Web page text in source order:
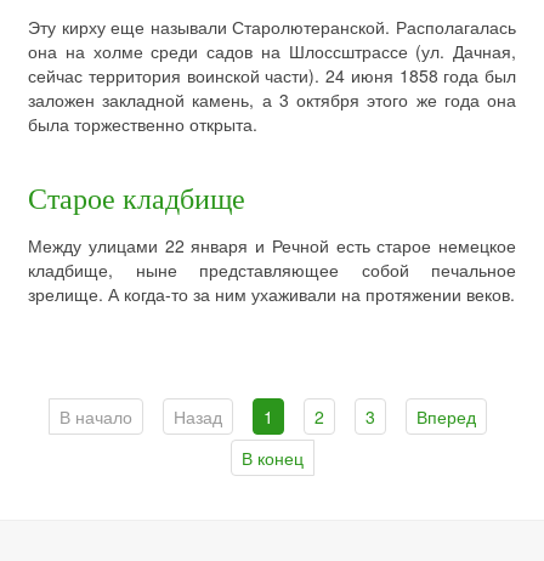
Эту кирху еще называли Старолютеранской. Располагалась
она на холме среди садов на Шлоссштрассе (ул. Дачная,
сейчас территория воинской части). 24 июня 1858 года был
заложен закладной камень, а 3 октября этого же года она
была торжественно открыта.
Старое кладбище
Между улицами 22 января и Речной есть старое немецкое
кладбище, ныне представляющее собой печальное
зрелище. А когда-то за ним ухаживали на протяжении веков.
В начало Назад 1 2 3
Вперед
В конец